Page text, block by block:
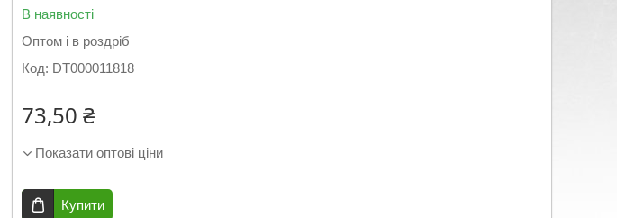
В наявності
Оптом і в роздріб
Код: DT000011818
73,50 ₴
Показати оптові ціни
Купити